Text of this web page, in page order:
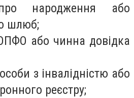
народження або
шлюб;
або чинна довідка
з інвалідністю або
реєстру;